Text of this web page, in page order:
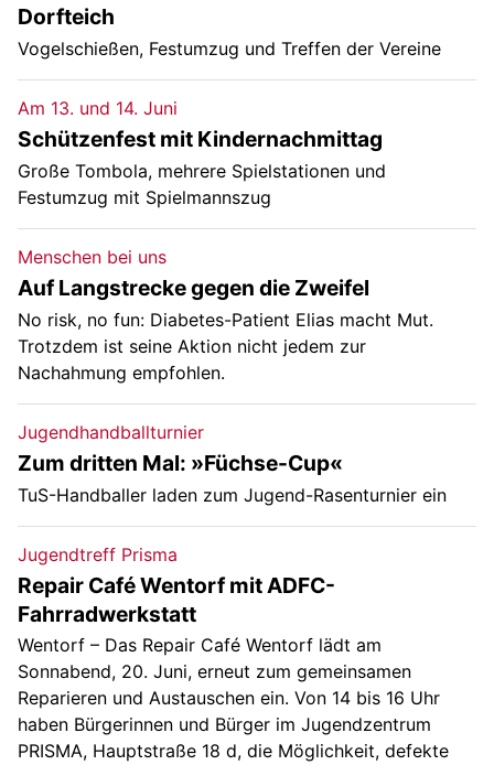
Dorfteich
Vogelschießen, Festumzug und Treffen der Vereine
Am 13. und 14. Juni
Schützenfest mit Kindernachmittag
Große Tombola, mehrere Spielstationen und
Festumzug mit Spielmannszug
Menschen bei uns
Auf Langstrecke gegen die Zweifel
No risk, no fun: Diabetes-Patient Elias macht Mut.
Trotzdem ist seine Aktion nicht jedem zur
Nachahmung empfohlen.
Jugendhandballturnier
Zum dritten Mal: »Füchse-Cup«
TuS-Handballer laden zum Jugend-Rasenturnier ein
Jugendtreff Prisma
Repair Café Wentorf mit ADFC-
Fahrradwerkstatt
Wentorf – Das Repair Café Wentorf lädt am
Sonnabend, 20. Juni, erneut zum gemeinsamen
Reparieren und Austauschen ein. Von 14 bis 16 Uhr
haben Bürgerinnen und Bürger im Jugendzentrum
PRISMA, Hauptstraße 18 d, die Möglichkeit, defekte